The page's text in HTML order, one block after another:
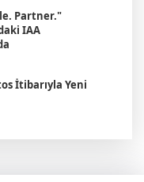
Partner."
IAA
İtibarıyla Yeni